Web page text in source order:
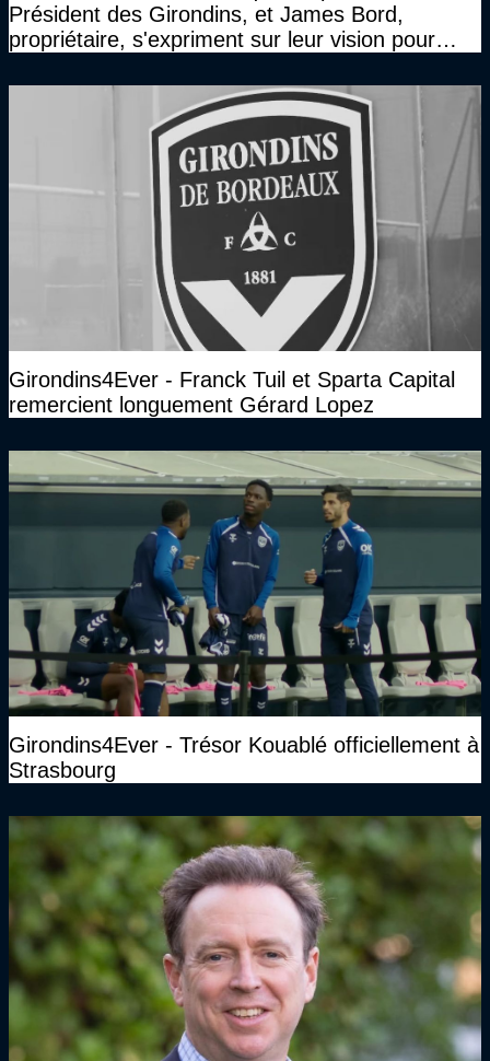
Président des Girondins, et James Bord,
propriétaire, s'expriment sur leur vision pour
Girondins4Ever - Franck Tuil et Sparta Capital
remercient longuement Gérard Lopez
Girondins4Ever - Trésor Kouablé officiellement à
Strasbourg